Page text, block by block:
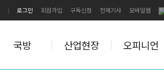
로그인 회원가입 구독신청 전체기사 모바일웹
국방 산업현장 오피니언